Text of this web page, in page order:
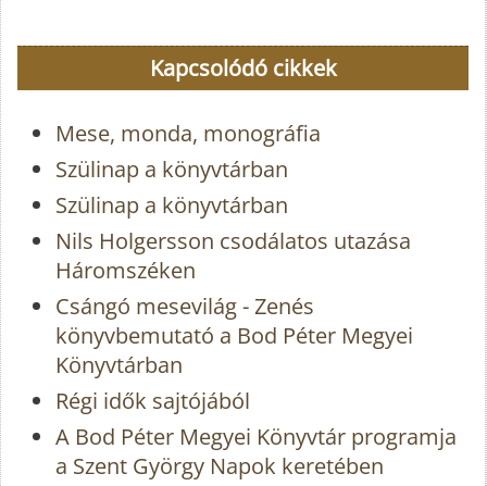
Kapcsolódó cikkek
Mese, monda, monográfia
Szülinap a könyvtárban
Szülinap a könyvtárban
Nils Holgersson csodálatos utazása
Háromszéken
Csángó mesevilág - Zenés
könyvbemutató a Bod Péter Megyei
Könyvtárban
Régi idők sajtójából
A Bod Péter Megyei Könyvtár programja
a Szent György Napok keretében